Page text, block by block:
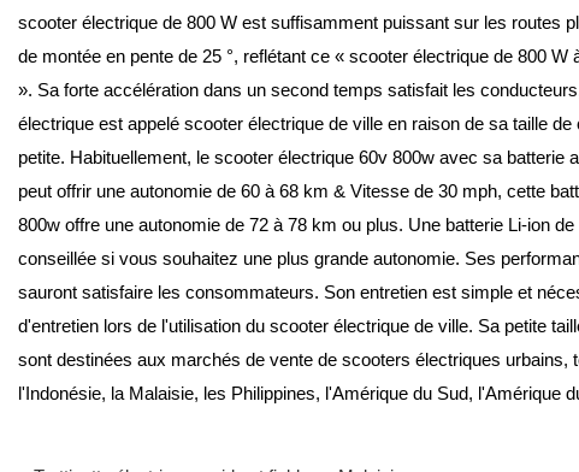
scooter électrique de 800 W est suffisamment puissant sur les routes
de montée en pente de 25 °, reflétant ce « scooter électrique de 800 W
». Sa forte accélération dans un second temps satisfait les
électrique est appelé scooter électrique de ville en raison de sa taille de
petite. Habituellement, le scooter électrique 60v 800w avec sa batterie
peut offrir une autonomie de 60 à 68 km & Vitesse de 30 mph, cette
800w offre une autonomie de 72 à 78 km ou plus. Une batterie Li-ion
conseillée si vous souhaitez une plus grande autonomie. Ses
sauront satisfaire les consommateurs. Son entretien est simple et
d'entretien lors de l'utilisation du scooter électrique de ville. Sa petite
sont destinées aux marchés de vente de scooters électriques urbains,
l'Indonésie, la Malaisie, les Philippines, l'Amérique du Sud,